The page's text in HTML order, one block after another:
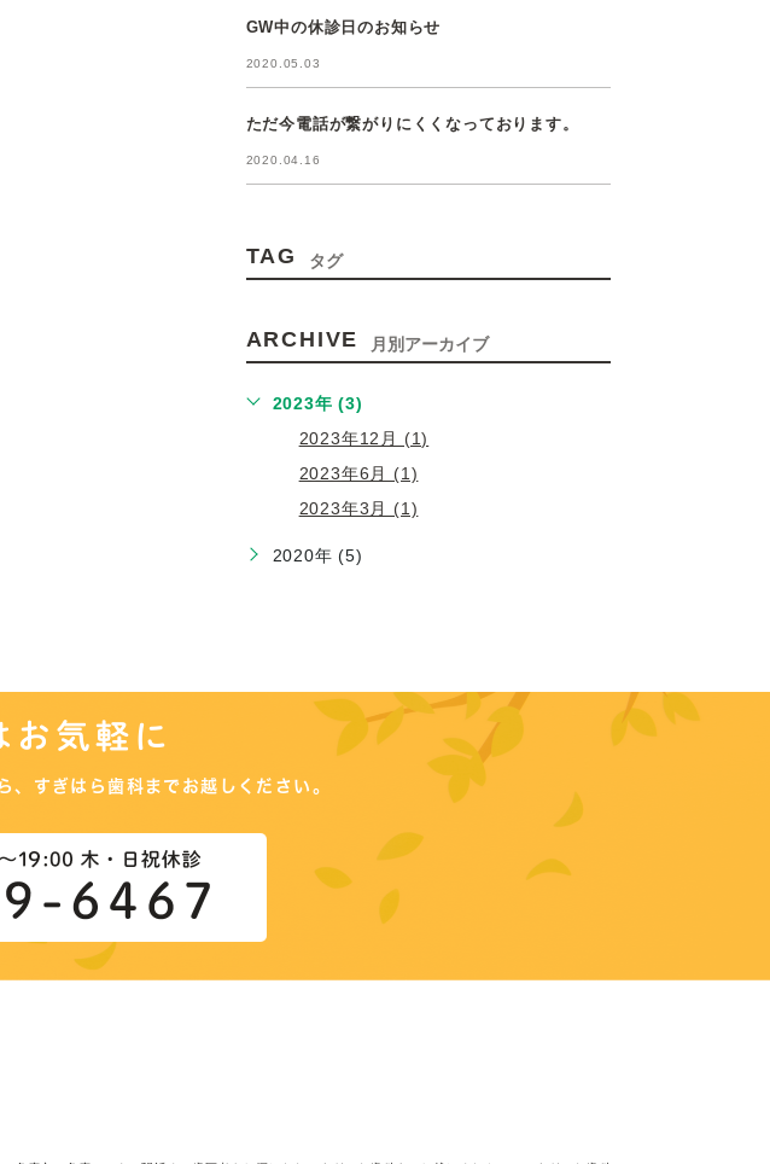
GW中の休診日のお知らせ
2020.05.03
ただ今電話が繋がりにくくなっております。
2020.04.16
TAG タグ
ARCHIVE 月別アーカイブ
2023年 (3)
2023年12月 (1)
2023年6月 (1)
2023年3月 (1)
2020年 (5)
お気軽に
、 すぎはら歯科までお越しください。